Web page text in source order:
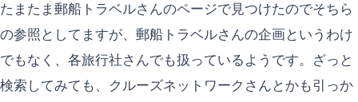
たまたま郵船トラベルさんのページで見つけたのでそちら
の参照としてますが、郵船トラベルさんの企画というわけ
でもなく、各旅行社さんでも扱っているようです。ざっと
検索してみても、クルーズネットワークさんとかも引っか